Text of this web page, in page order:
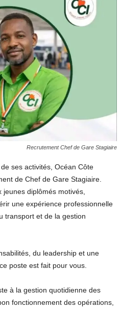
Recrutement Chef de Gare Stagiaire
ses activités, Océan Côte
de Chef de Gare Stagiaire.
jeunes diplômés motivés,
une expérience professionnelle
transport et de la gestion
du leadership et une
poste est fait pour vous.
à la gestion quotidienne des
fonctionnement des opérations,